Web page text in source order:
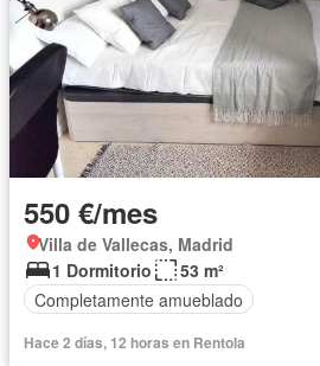
550 €/mes
Villa de Vallecas, Madrid
1 Dormitorio
53 m²
Completamente amueblado
Hace 2 días, 12 horas en Rentola